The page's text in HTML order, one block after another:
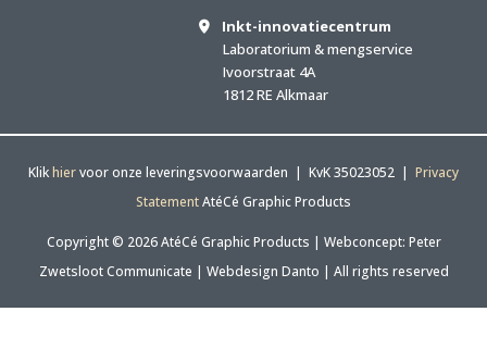
Inkt-innovatiecentrum
Laboratorium & mengservice
Ivoorstraat 4A
1812 RE Alkmaar
Klikhiervoor onze leveringsvoorwaarden | KvK 35023052 | Privacy
StatementAtéCé Graphic Products
Copyright © 2026 AtéCé Graphic Products | Webconcept: Peter
Zwetsloot Communicate | Webdesign Danto | All rights reserved